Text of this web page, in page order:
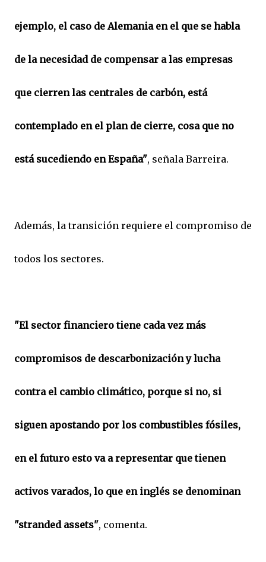
ejemplo, el caso de Alemania en el que se habla
de la necesidad de compensar a las empresas
que cierren las centrales de carbón, está
contemplado en el plan de cierre, cosa que no
está sucediendo en España", señala Barreira.
Además, la transición requiere el compromiso de
todos los sectores.
"El sector financiero tiene cada vez más
compromisos de descarbonización y lucha
contra el cambio climático, porque si no, si
siguen apostando por los combustibles fósiles,
en el futuro esto va a representar que tienen
activos varados, lo que en inglés se denominan
"stranded assets", comenta.